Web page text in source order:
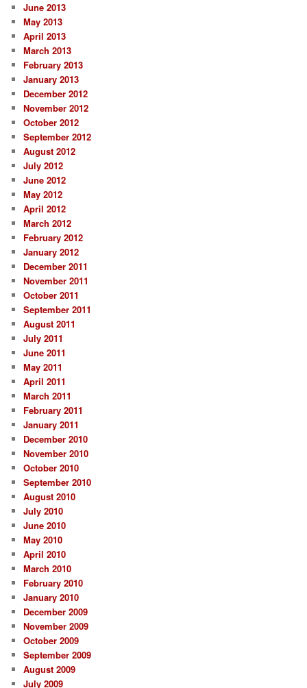
June 2013
May 2013
April 2013
March 2013
February 2013
January 2013
December 2012
November 2012
October 2012
September 2012
August 2012
July 2012
June 2012
May 2012
April 2012
March 2012
February 2012
January 2012
December 2011
November 2011
October 2011
September 2011
August 2011
July 2011
June 2011
May 2011
April 2011
March 2011
February 2011
January 2011
December 2010
November 2010
October 2010
September 2010
August 2010
July 2010
June 2010
May 2010
April 2010
March 2010
February 2010
January 2010
December 2009
November 2009
October 2009
September 2009
August 2009
July 2009